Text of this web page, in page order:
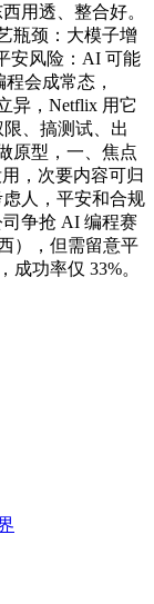
用透、整合好。
瓶颈：大模子增
安风险：AI 可能
会成常态，
异，Netflix 用它
、搞测试、出
原型，一、焦点
，次要内容可归
人，平安和合规
争抢 AI 编程赛
），但需留意平
成功率仅 33%。